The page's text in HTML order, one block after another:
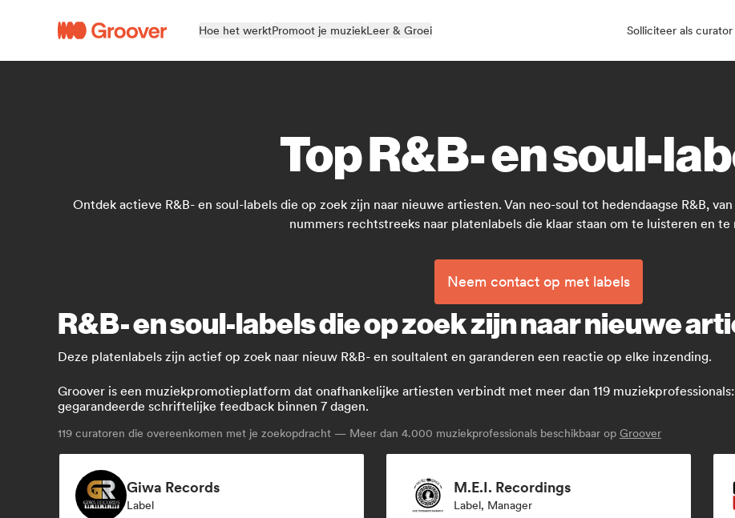
Hoe het werktPromoot je muziekLeer & Groei Solliciteer als curator
Top R&B- en soul-
Ontdek actieve R&B- en soul-labels die op zoek zijn naar nieuwe artiesten. Van neo-soul tot hedendaagse R&B,
nummers rechtstreeks naar platenlabels die klaar staan om te luisteren en te
Neem contact op met labels
R&B- en soul-labels die op zoek zijn naar nieuwe
Deze platenlabels zijn actief op zoek naar nieuw R&B- en soultalent en garanderen een reactie op elke inzending.
Groover is een muziekpromotieplatform dat onafhankelijke artiesten verbindt met meer dan 119
gegarandeerde schriftelijke feedback binnen 7 dagen.
119 curatoren die overeenkomen met je zoekopdracht — Meer dan 4.000 muziekprofessionals beschikbaar op Groover
Giwa Records
Label
M.E.I. Recordings
Label, Manager